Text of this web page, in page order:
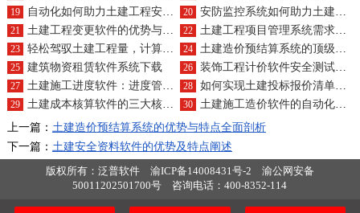
19 自动化如何助力土建工程安装结算软件？主要软件有哪些？ 20 安防监控系统如何助力土建工程业务？产品组合如何？
21 土建工程变更软件的优势与特点详解 22 土建工程项目管理系统需求调研，哪家精准又专业？
23 轻松驾驭土建工程量，计算管理软件助您精准管理数据、工程量、清单与材料 24 土建造价预结算系统的顶级产品及费用分析？
25 建筑物资租赁软件系统下载 26 装饰工程计价软件安全测试及维护策略？
27 土建施工进度软件：进度管理像玩游戏，计划任务不费力，质量管理有秘籍 28 如何实现土建投标报价清单软件业务与产品的高度一体化？
29 土建成本核算软件的三大核心优势与技术特征概述 30
土建施工造价软件的自动化功能有哪些？主要软件推荐？
上一篇： 土建造价预结算系统的优势与特点全面剖析
下一篇： 土建安全资料软件的优势及特点阐述
版权所有：泛普软件
渝ICP备14008431号-2
渝公网安备
50011202501700号
咨询电话：400-8352-114